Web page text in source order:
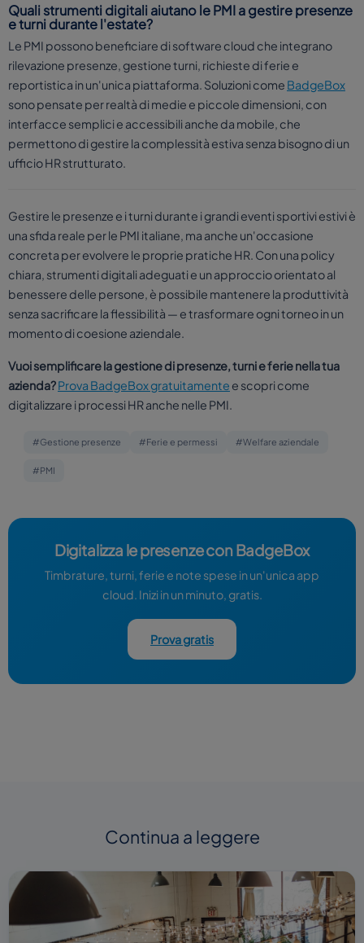
Quali strumenti digitali aiutano le PMI a gestire presenze
e turni durante l'estate?
Le PMI possono beneficiare di software cloud che integrano
rilevazione presenze, gestione turni, richieste di ferie e
reportistica in un'unica piattaforma. Soluzioni come BadgeBox
sono pensate per realtà di medie e piccole dimensioni, con
interfacce semplici e accessibili anche da mobile, che
permettono di gestire la complessità estiva senza bisogno di un
ufficio HR strutturato.
Gestire le presenze e i turni durante i grandi eventi sportivi estivi è
una sfida reale per le PMI italiane, ma anche un'occasione
concreta per evolvere le proprie pratiche HR. Con una policy
chiara, strumenti digitali adeguati e un approccio orientato al
benessere delle persone, è possibile mantenere la produttività
senza sacrificare la flessibilità — e trasformare ogni torneo in un
momento di coesione aziendale.
Vuoi semplificare la gestione di presenze, turni e ferie nella tua
azienda?Prova BadgeBox gratuitamente e scopri come
digitalizzare i processi HR anche nelle PMI.
#Gestione presenze #Ferie e permessi #Welfare aziendale
#PMI
Digitalizza le presenze con BadgeBox
Timbrature, turni, ferie e note spese in un'unica app
cloud. Inizi in un minuto, gratis.
Prova gratis
Continua a leggere